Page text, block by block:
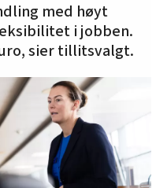
med høyt
i jobben.
sier tillitsvalgt.